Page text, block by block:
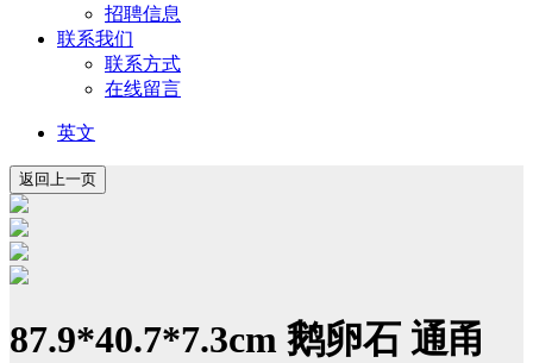
招聘信息
联系我们
联系方式
在线留言
英文
87.9*40.7*7.3cm 鹅卵石 通甬